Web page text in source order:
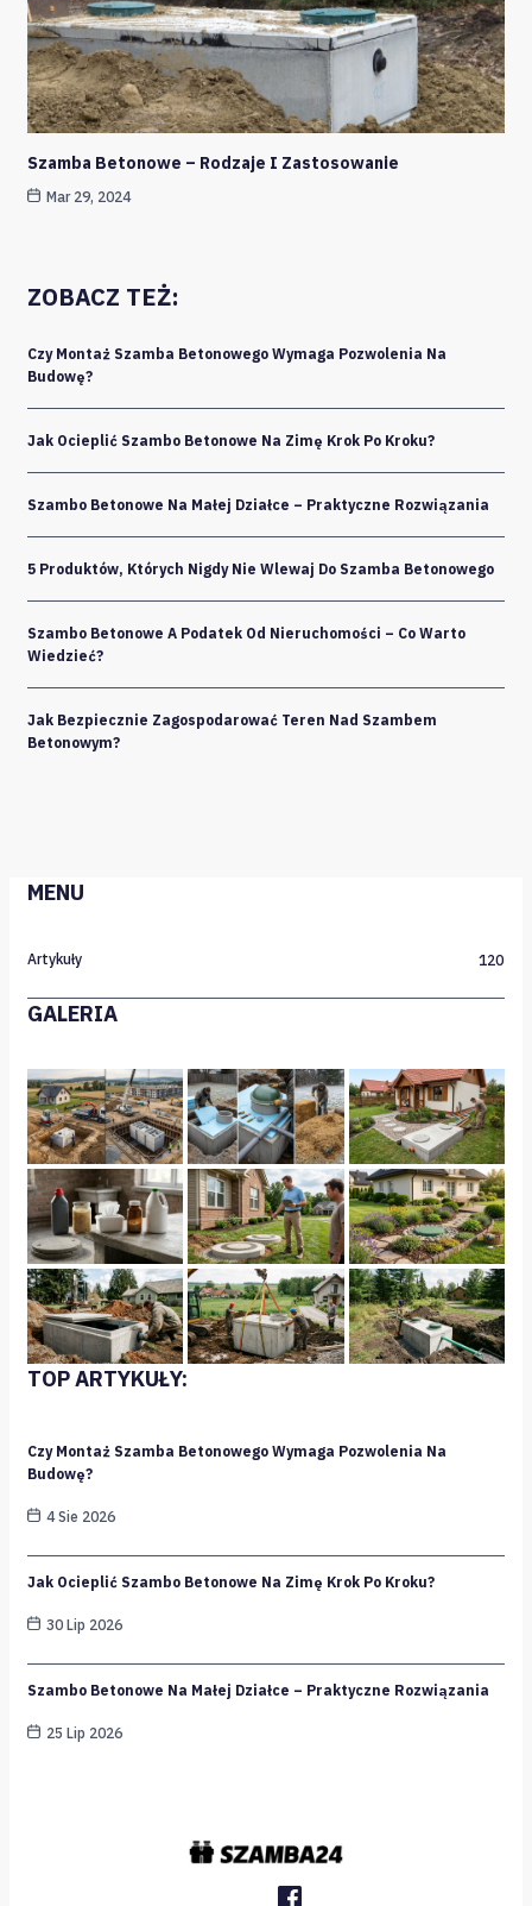
Szamba Betonowe – Rodzaje I Zastosowanie
Mar 29, 2024
ZOBACZ TEŻ:
Czy Montaż Szamba Betonowego Wymaga Pozwolenia Na
Budowę?
Jak Ocieplić Szambo Betonowe Na Zimę Krok Po Kroku?
Szambo Betonowe Na Małej Działce – Praktyczne Rozwiązania
5 Produktów, Których Nigdy Nie Wlewaj Do Szamba Betonowego
Szambo Betonowe A Podatek Od Nieruchomości – Co Warto
Wiedzieć?
Jak Bezpiecznie Zagospodarować Teren Nad Szambem
Betonowym?
MENU
Artykuły 120
GALERIA
TOP ARTYKUŁY:
Czy Montaż Szamba Betonowego Wymaga Pozwolenia Na
Budowę?
4 Sie 2026
Jak Ocieplić Szambo Betonowe Na Zimę Krok Po Kroku?
30 Lip 2026
Szambo Betonowe Na Małej Działce – Praktyczne Rozwiązania
25 Lip 2026